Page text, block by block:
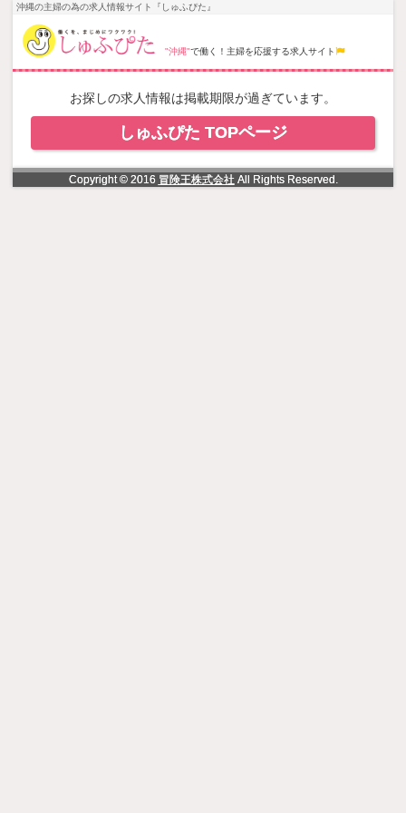
NowLoading
沖縄の主婦の為の求人情報サイト『しゅふぴた』
"沖縄"で働く！主婦を応援する求人サイト
お探しの求人情報は掲載期限が過ぎています。
しゅふぴた TOPページ
Copyright © 2016 冒険王株式会社All Rights Reserved.